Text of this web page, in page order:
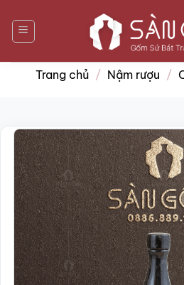
qua
nội
dung
Trang chủ / Nậm rượu /